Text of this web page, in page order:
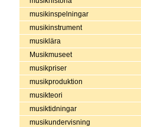
musikinspelningar
musikinstrument
musiklära
Musikmuseet
musikpriser
musikproduktion
musikteori
musiktidningar
musikundervisning